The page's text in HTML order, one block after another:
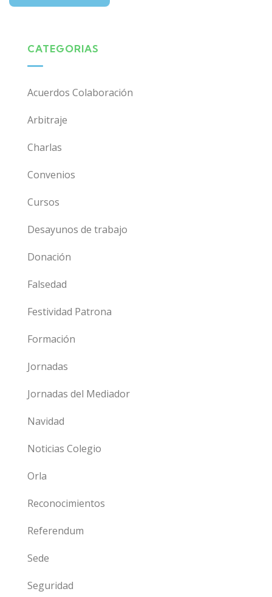
CATEGORIAS
Acuerdos Colaboración
Arbitraje
Charlas
Convenios
Cursos
Desayunos de trabajo
Donación
Falsedad
Festividad Patrona
Formación
Jornadas
Jornadas del Mediador
Navidad
Noticias Colegio
Orla
Reconocimientos
Referendum
Sede
Seguridad